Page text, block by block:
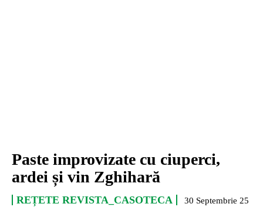
Paste improvizate cu ciuperci,
ardei și vin Zghihară
REȚETE REVISTA_CASOTECA 30 Septembrie 25